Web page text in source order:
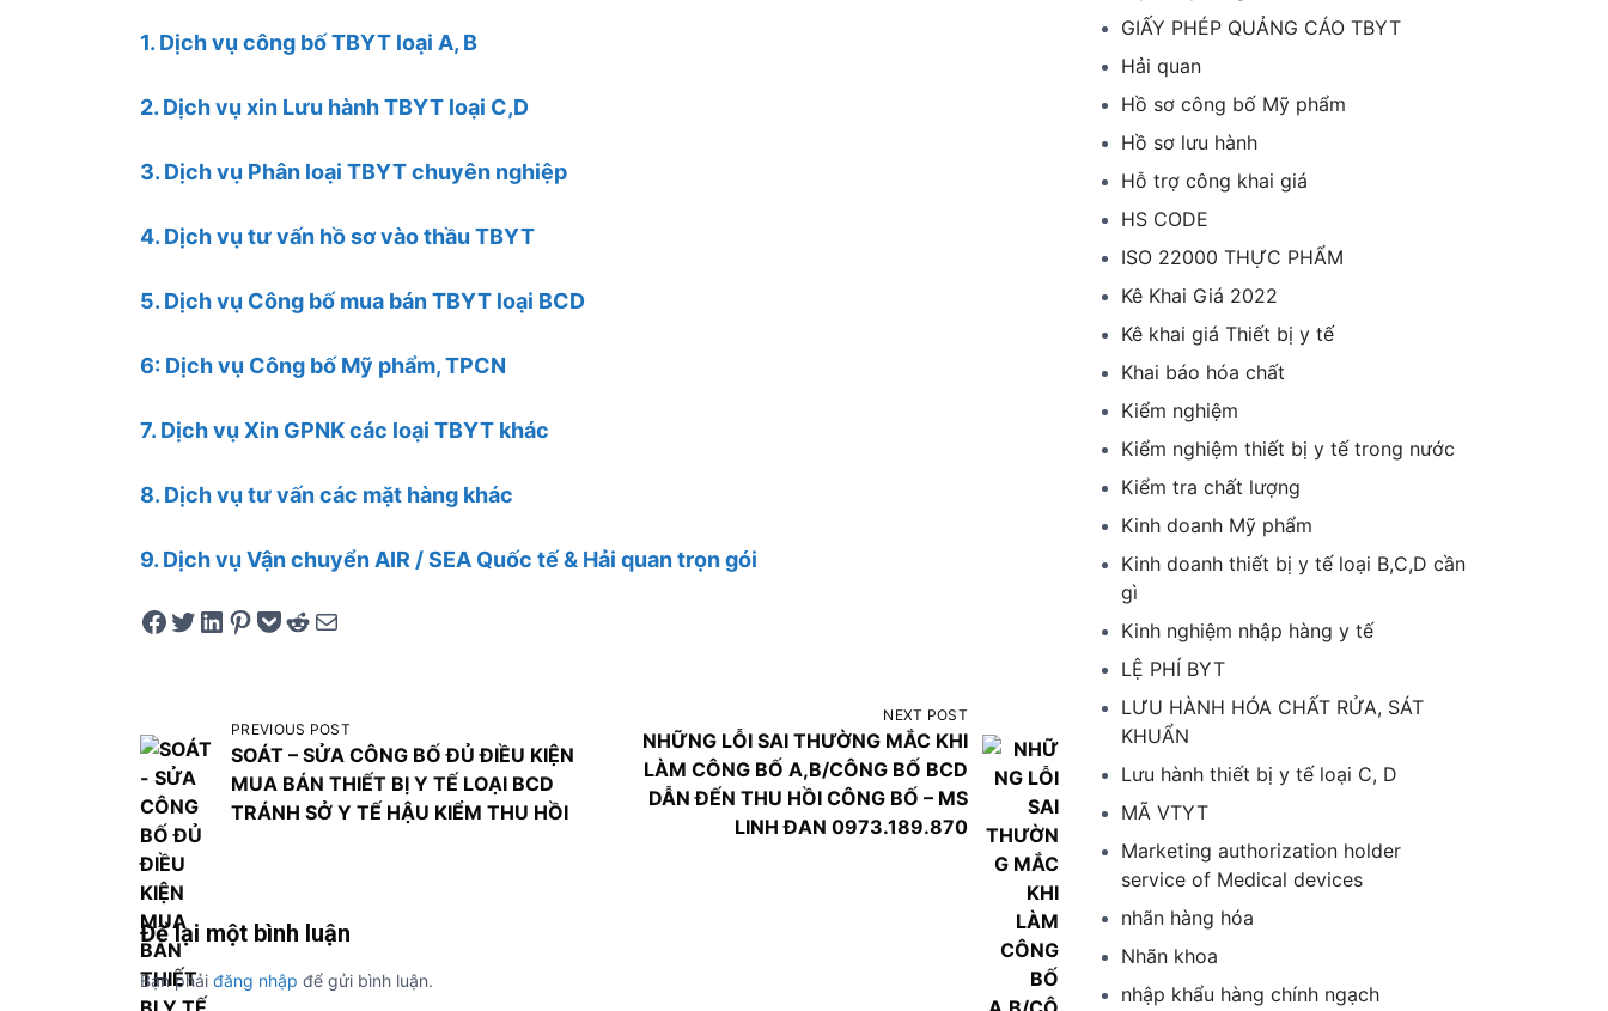
1. Dịch vụ công bố TBYT loại A, B
2. Dịch vụ xin Lưu hành TBYT loại C,D
3. Dịch vụ Phân loại TBYT chuyên nghiệp
4. Dịch vụ tư vấn hồ sơ vào thầu TBYT
5. Dịch vụ Công bố mua bán TBYT loại BCD
6: Dịch vụ Công bố Mỹ phẩm, TPCN
7. Dịch vụ Xin GPNK các loại TBYT khác
8. Dịch vụ tư vấn các mặt hàng khác
9. Dịch vụ Vận chuyển AIR / SEA Quốc tế & Hải quan trọn gói
Share on Facebook Tweet on Twitter Share on LinkedIn Pin on Pinterest Save to pocket Share on Reddit Share via Email
i
ề
u
h
ư
ớ
n
PREVIOUS POST
SOÁT – SỬA CÔNG BỐ ĐỦ ĐIỀU KIỆN
MUA BÁN THIẾT BỊ Y TẾ LOẠI BCD
TRÁNH SỞ Y TẾ HẬU KIỂM THU HỒI
NEXT POST
NHỮNG LỖI SAI THƯỜNG MẮC KHI
LÀM CÔNG BỐ A,B/CÔNG BỐ BCD
DẪN ĐẾN THU HỒI CÔNG BỐ – MS
LINH ĐAN 0973.189.870
Để lại một bình luận
Bạn phải đăng nhập để gửi bình luận.
GIẤY PHÉP QUẢNG CÁO TBYT
Hải quan
Hồ sơ công bố Mỹ phẩm
Hồ sơ lưu hành
Hỗ trợ công khai giá
HS CODE
ISO 22000 THỰC PHẨM
Kê Khai Giá 2022
Kê khai giá Thiết bị y tế
Khai báo hóa chất
Kiểm nghiệm
Kiểm nghiệm thiết bị y tế trong nước
Kiểm tra chất lượng
Kinh doanh Mỹ phẩm
Kinh doanh thiết bị y tế loại B,C,D cần
gì
Kinh nghiệm nhập hàng y tế
LỆ PHÍ BYT
LƯU HÀNH HÓA CHẤT RỬA, SÁT
KHUẨN
Lưu hành thiết bị y tế loại C, D
MÃ VTYT
Marketing authorization holder
service of Medical devices
nhãn hàng hóa
Nhãn khoa
nhập khẩu hàng chính ngạch